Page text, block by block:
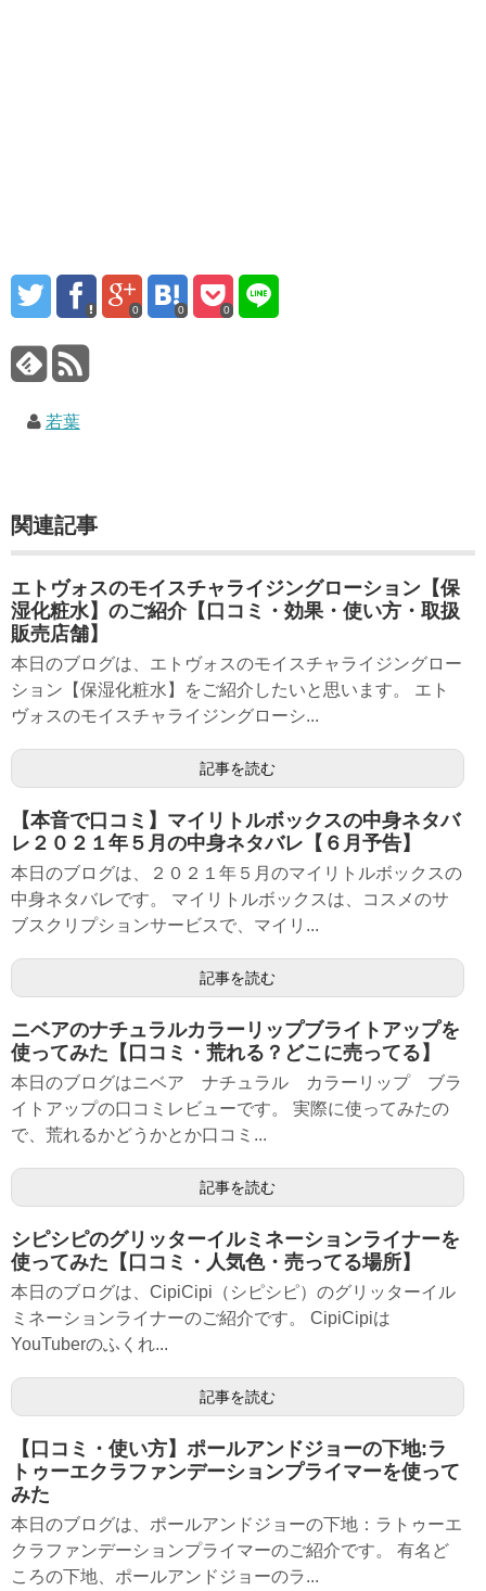
0 0 0
若葉
関連記事
エトヴォスのモイスチャライジングローション【保
湿化粧水】のご紹介【口コミ・効果・使い方・取扱
販売店舗】
本日のブログは、エトヴォスのモイスチャライジングロー
ション【保湿化粧水】をご紹介したいと思います。 エト
ヴォスのモイスチャライジングローシ...
記事を読む
【本音で口コミ】マイリトルボックスの中身ネタバ
レ２０２１年５月の中身ネタバレ【６月予告】
本日のブログは、２０２１年５月のマイリトルボックスの
中身ネタバレです。 マイリトルボックスは、コスメのサ
ブスクリプションサービスで、マイリ...
記事を読む
ニベアのナチュラルカラーリップブライトアップを
使ってみた【口コミ・荒れる？どこに売ってる】
本日のブログはニベア ナチュラル カラーリップ ブラ
イトアップの口コミレビューです。 実際に使ってみたの
で、荒れるかどうかとか口コミ...
記事を読む
シピシピのグリッターイルミネーションライナーを
使ってみた【口コミ・人気色・売ってる場所】
本日のブログは、CipiCipi（シピシピ）のグリッターイル
ミネーションライナーのご紹介です。 CipiCipiは
YouTuberのふくれ...
記事を読む
【口コミ・使い方】ポールアンドジョーの下地:ラ
トゥーエクラファンデーションプライマーを使って
みた
本日のブログは、ポールアンドジョーの下地：ラトゥーエ
クラファンデーションプライマーのご紹介です。 有名ど
ころの下地、ポールアンドジョーのラ...